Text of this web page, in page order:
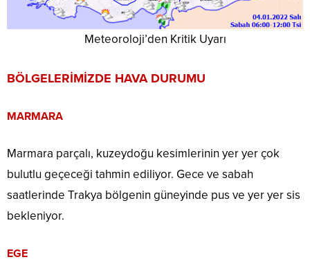
Meteoroloji’den Kritik Uyarı
BÖLGELERİMİZDE HAVA DURUMU
MARMARA
Marmara parçalı, kuzeydoğu kesimlerinin yer yer çok
bulutlu geçeceği tahmin ediliyor. Gece ve sabah
saatlerinde Trakya bölgenin güneyinde pus ve yer yer sis
bekleniyor.
EGE